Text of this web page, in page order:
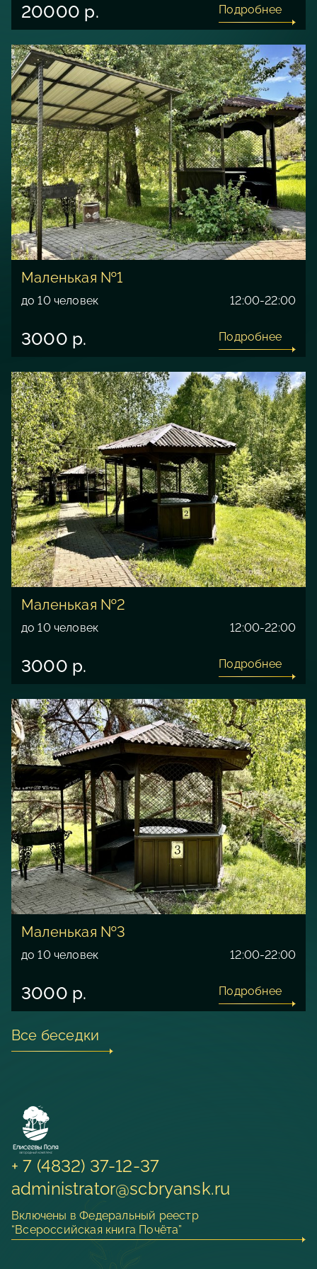
20000 р. Подробнее
Маленькая №1
до 10 человек 12:00-22:00
3000 р. Подробнее
Маленькая №2
до 10 человек 12:00-22:00
3000 р. Подробнее
Маленькая №3
до 10 человек 12:00-22:00
3000 р. Подробнее
Все беседки
+ 7 (4832) 37-12-37
administrator@scbryansk.ru
Включены в Федеральный реестр
“Всероссийская книга Почёта”